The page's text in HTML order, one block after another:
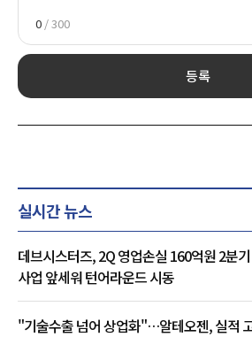
0 / 300
등록
실시간 뉴스
데브시스터즈, 2Q 영업손실 160억원 2분
사업 앞세워 턴어라운드 시동
"기술수출 넘어 상업화"…알테오젠, 실적